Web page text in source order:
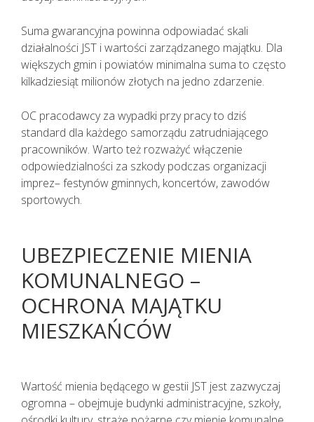
Suma gwarancyjna powinna odpowiadać skali
działalności JST i wartości zarządzanego majątku. Dla
większych gmin i powiatów minimalna suma to często
kilkadziesiąt milionów złotych na jedno zdarzenie.
OC pracodawcy za wypadki przy pracy to dziś
standard dla każdego samorządu zatrudniającego
pracowników. Warto też rozważyć włączenie
odpowiedzialności za szkody podczas organizacji
imprez– festynów gminnych, koncertów, zawodów
sportowych.
UBEZPIECZENIE MIENIA
KOMUNALNEGO –
OCHRONA MAJĄTKU
MIESZKAŃCÓW
Wartość mienia będącego w gestii JST jest zazwyczaj
ogromna – obejmuje budynki administracyjne, szkoły,